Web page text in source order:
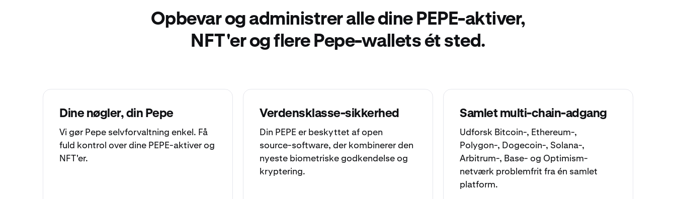
Opbevar og administrer alle dine PEPE-aktiver,
NFT'er og flere Pepe-wallets ét sted.
Dine nøgler, din Pepe
Vi gør Pepe selvforvaltning enkel. Få
fuld kontrol over dine PEPE-aktiver og
NFT'er.
Verdensklasse-sikkerhed
Din PEPE er beskyttet af open
source-software, der kombinerer den
nyeste biometriske godkendelse og
kryptering.
Samlet multi-chain-adgang
Udforsk Bitcoin-, Ethereum-,
Polygon-, Dogecoin-, Solana-,
Arbitrum-, Base- og Optimism-
netværk problemfrit fra én samlet
platform.